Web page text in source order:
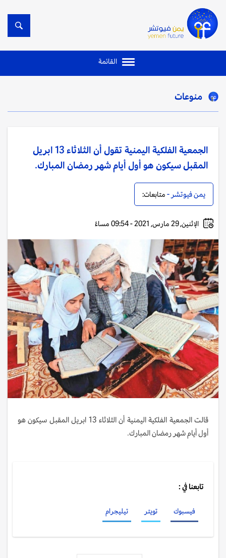
القائمة
منوعات
الجمعية الفلكية اليمنية تقول أن الثلاثاء 13 ابريل
المقبل سيكون هو أول أيام شهر رمضان المبارك.
يمن فيوتشر - متابعات:
الإثنين, 29 مارس, 2021 - 09:54 مساءً
قالت الجمعية الفلكية اليمنية أن الثلاثاء 13 ابريل المقبل سيكون هو
أول أيام شهر رمضان المبارك.
تابعنا في :
فيسبوك تويتر تيليجرام